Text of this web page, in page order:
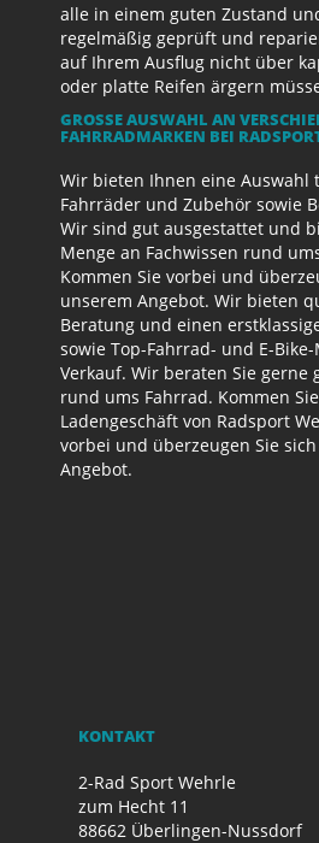
alle in einem guten Zustand
regelmäßig geprüft und
auf Ihrem Ausflug nicht über
oder platte Reifen ärgern
GROSSE AUSWAHL AN
AHRRADMARKEN BEI RADSPORT
Wir bieten Ihnen eine Auswahl
Fahrräder und Zubehör sowie
Wir sind gut ausgestattet und
Menge an Fachwissen rund
Kommen Sie vorbei und
unserem Angebot. Wir bieten
Beratung und einen
sowie Top-Fahrrad- und E-
Verkauf. Wir beraten Sie gerne
rund ums Fahrrad. Kommen
Ladengeschäft von Radsport
vorbei und überzeugen Sie
Angebot.
KONTAKT
2-Rad Sport Wehrle
zum Hecht 11
88662 Überlingen-Nussdorf